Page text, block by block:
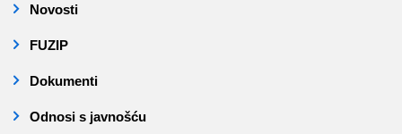
Novosti
FUZIP
Dokumenti
Odnosi s javnošću